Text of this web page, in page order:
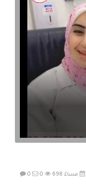
0 0 698